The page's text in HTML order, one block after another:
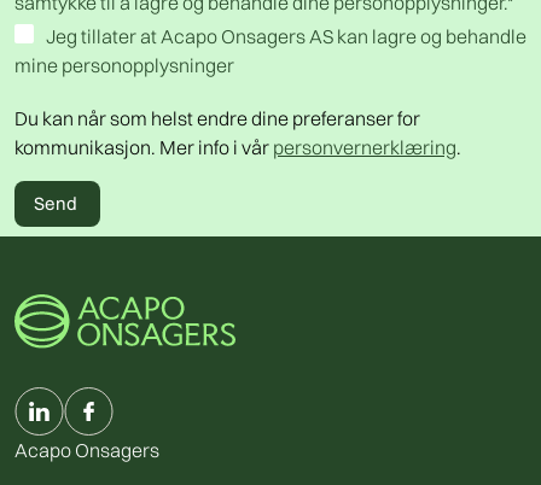
Jeg tillater at Acapo Onsagers AS kan lagre og behandle
mine personopplysninger
Du kan når som helst endre dine preferanser for
kommunikasjon. Mer info i vår personvernerklæring.
Acapo Onsagers